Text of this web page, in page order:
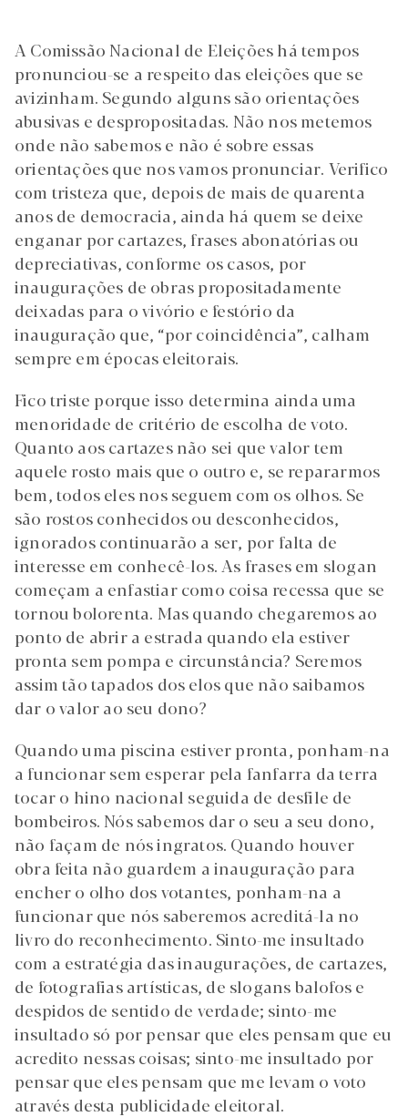
A Comissão Nacional de Eleições há tempos
pronunciou-se a respeito das eleições que se
avizinham. Segundo alguns são orientações
abusivas e despropositadas. Não nos metemos
onde não sabemos e não é sobre essas
orientações que nos vamos pronunciar. Verifico
com tristeza que, depois de mais de quarenta
anos de democracia, ainda há quem se deixe
enganar por cartazes, frases abonatórias ou
depreciativas, conforme os casos, por
inaugurações de obras propositadamente
deixadas para o vivório e festório da
inauguração que, “por coincidência”, calham
sempre em épocas eleitorais.
Fico triste porque isso determina ainda uma
menoridade de critério de escolha de voto.
Quanto aos cartazes não sei que valor tem
aquele rosto mais que o outro e, se repararmos
bem, todos eles nos seguem com os olhos. Se
são rostos conhecidos ou desconhecidos,
ignorados continuarão a ser, por falta de
interesse em conhecê-los. As frases em slogan
começam a enfastiar como coisa recessa que se
tornou bolorenta. Mas quando chegaremos ao
ponto de abrir a estrada quando ela estiver
pronta sem pompa e circunstância? Seremos
assim tão tapados dos elos que não saibamos
dar o valor ao seu dono?
Quando uma piscina estiver pronta, ponham-na
a funcionar sem esperar pela fanfarra da terra
tocar o hino nacional seguida de desfile de
bombeiros. Nós sabemos dar o seu a seu dono,
não façam de nós ingratos. Quando houver
obra feita não guardem a inauguração para
encher o olho dos votantes, ponham-na a
funcionar que nós saberemos acreditá-la no
livro do reconhecimento. Sinto-me insultado
com a estratégia das inaugurações, de cartazes,
de fotografias artísticas, de slogans balofos e
despidos de sentido de verdade; sinto-me
insultado só por pensar que eles pensam que eu
acredito nessas coisas; sinto-me insultado por
pensar que eles pensam que me levam o voto
através desta publicidade eleitoral.